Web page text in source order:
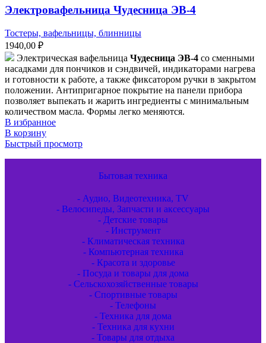
Электровафельница Чудесница ЭВ-4
Тостеры, вафельницы, блинницы
1940,00 ₽
Электрическая вафельница Чудесница ЭВ-4 со сменными
насадками для пончиков и сэндвичей, индикаторами нагрева
и готовности к работе, а также фиксатором ручки в закрытом
положении. Антипригарное покрытие на панели прибора
позволяет выпекать и жарить ингредиенты с минимальным
количеством масла. Формы легко меняются.
В избранное
В корзину
Быстрый просмотр
Бытовая техника
- Аудио, Видеотехника, TV
- Велосипеды, Запчасти и аксессуары
- Детские товары
- Инструмент
- Климатическая техника
- Компьютерная техника
- Красота и здоровье
- Посуда и товары для дома
- Сельскохозяйственные товары
- Спортивные товары
- Телефоны
- Техника для дома
- Техника для кухни
- Товары для отдыха